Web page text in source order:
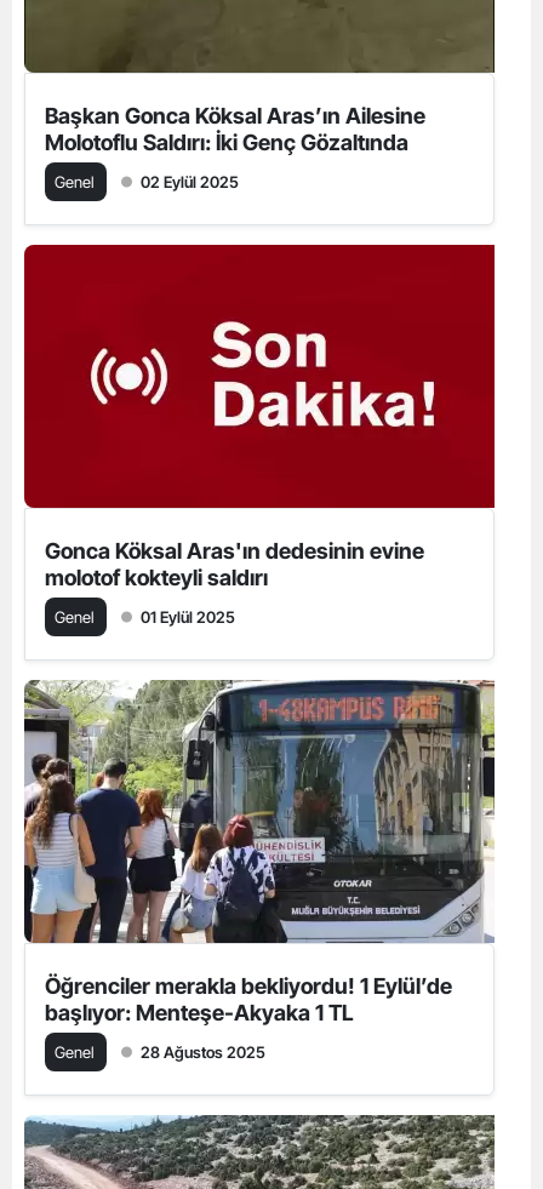
Başkan Gonca Köksal Aras’ın Ailesine
Molotoflu Saldırı: İki Genç Gözaltında
Genel 02 Eylül 2025
Gonca Köksal Aras'ın dedesinin evine
molotof kokteyli saldırı
Genel 01 Eylül 2025
Öğrenciler merakla bekliyordu! 1 Eylül’de
başlıyor: Menteşe-Akyaka 1 TL
Genel 28 Ağustos 2025